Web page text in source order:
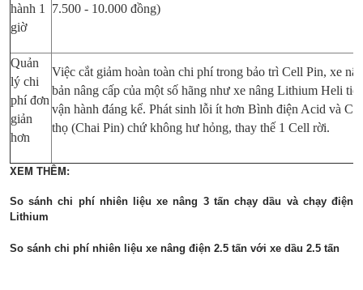
hành 1
giờ
7.500 - 10.000 đồng)
Quản
lý chi
phí đơn
giản
hơn
Việc cắt giảm hoàn toàn chi phí trong bảo trì Cell Pin, xe
bản nâng cấp của một số hãng như xe nâng Lithium Heli
vận hành đáng kể. Phát sinh lỗi ít hơn Bình điện Acid và
thọ (Chai Pin) chứ không hư hỏng, thay thế 1 Cell rời.
XEM THÊM:
So sánh chi phí nhiên liệu xe nâng 3 tấn chạy dầu và chạy điện
Lithium
So sánh chi phí nhiên liệu xe nâng điện 2.5 tấn với xe dầu 2.5 tấn